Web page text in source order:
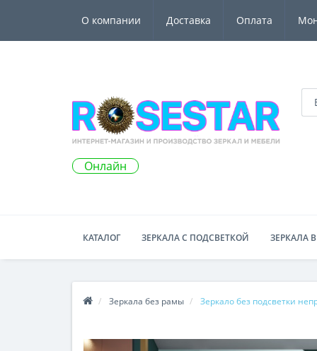
О компании Доставка Оплата
Онлайн
КАТАЛОГ ЗЕРКАЛА С ПОДСВЕТКОЙ ЗЕРКАЛА
Зеркала без рамы Зеркало без подсветки